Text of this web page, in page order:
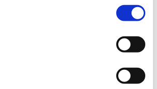
personal genom utbildning och
den kunskap och de färdigheter
och ansvar